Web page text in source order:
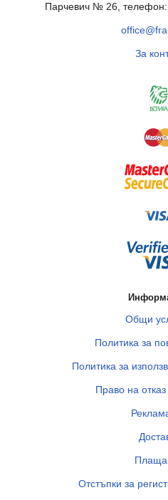
Парчевич № 26, телефон:
За
Общи
Политика за
Политика за
Право на
Отстъпки за